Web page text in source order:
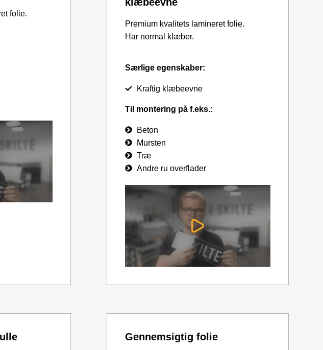
folie.
Premium kvalitets lamineret folie.
Har normal klæber.
Særlige egenskaber:
Kraftig klæbeevne
Til montering på f.eks.:
Beton
Mursten
Træ
Andre ru overflader
Gennemsigtig folie